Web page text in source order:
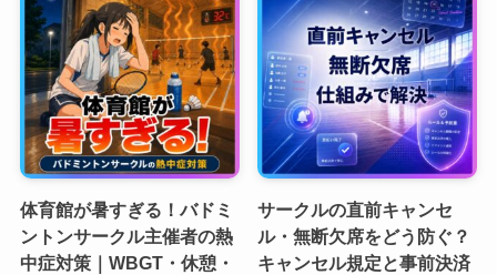
体育館が暑すぎる！バドミ
ントンサークル主催者の熱
中症対策｜WBGT・休憩・
サークルの直前キャンセ
ル・無断欠席をどう防ぐ？
キャンセル規定と事前決済